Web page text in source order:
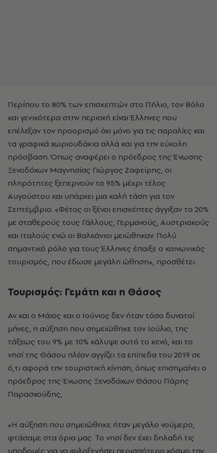
Περίπου το 80% των επισκεπτών στο Πήλιο, τον Βόλο
και γενικότερα στην περιοχή είναι Έλληνες που
επέλεξαν τον προορισμό όχι μόνο για τις παραλίες και
τα γραφικά χωριουδάκια αλλά και για την εύκολη
πρόσβαση. Όπως αναφέρει ο πρόεδρος της Ένωσης
Ξενοδόχων Μαγνησίας Γιώργος Ζαφείρης, οι
πληρότητες ξεπερνούν το 95% μέχρι τέλος
Αυγούστου και υπάρχει μια καλή τάση για τον
Σεπτέμβριο. «Φέτος οι ξένοι επισκέπτες άγγιξαν το 20%
με σταθερούς τους Γάλλους, Γερμανούς, Αυστριακούς
και Ιταλούς ενώ οι Βαλκάνιοι μειώθηκαν. Πολύ
σημαντικό ρόλο για τους Έλληνες έπαιξε ο κοινωνικός
τουρισμός, που έδωσε μεγάλη ώθηση», προσθέτει.
Τουρισμός: Γεμάτη και η Θάσος
Αν και ο Μάιος και ο Ιούνιος δεν ήταν τόσο δυνατοί
μήνες, η αύξηση που σημειώθηκε τον Ιούλιο, της
τάξεως του 9% με 10% κάλυψε αυτό το κενό, και το
νησί της Θάσου πλέον αγγίζει τα επίπεδα του 2019 σε
ό,τι αφορά την τουριστική κίνηση, όπως επισημαίνει ο
πρόεδρος της Ένωσης Ξενοδόχων Θάσου Πάρης
Παρασχούδης,
«Η αύξηση που σημειώθηκε ήταν μεγάλο νούμερο,
φτάσαμε στα όρια μας. Το νησί δεν έχει δηλαδή τις
υποδομές για να φιλοξενήσει περισσότερο κόσμο την